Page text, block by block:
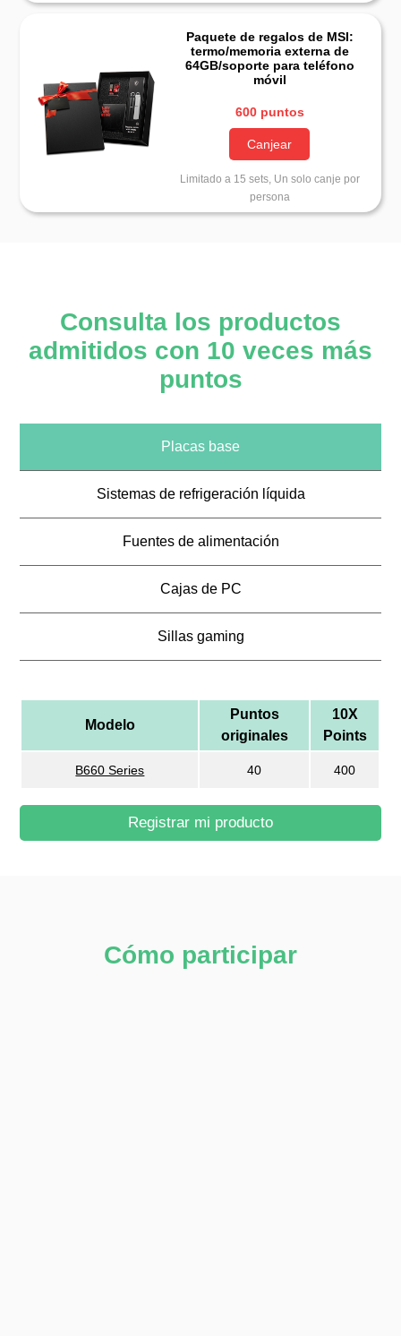
Paquete de regalos de MSI:
termo/memoria externa de
64GB/soporte para teléfono
móvil
600 puntos
Canjear
Limitado a 15 sets, Un solo canje por
persona
Consulta los productos
admitidos con 10 veces más
puntos
Placas base
Sistemas de refrigeración líquida
Fuentes de alimentación
Cajas de PC
Sillas gaming
Modelo
Puntos
originales
10X
Points
B660 Series 40 400
Registrar mi producto
Cómo participar